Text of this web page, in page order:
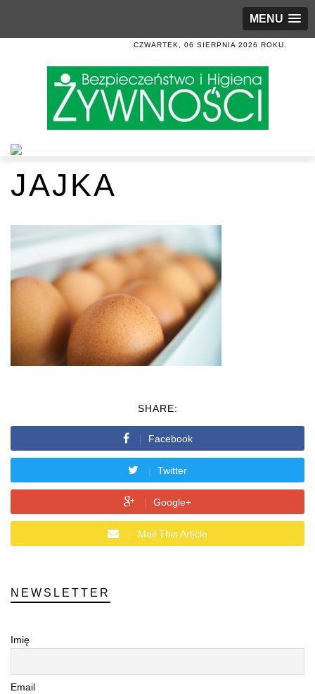
MENU
CZWARTEK, 06 SIERPNIA 2026 ROKU.
JAJKA
SHARE:
Facebook
Twitter
Google+
Mail This Article
NEWSLETTER
Imię
Email